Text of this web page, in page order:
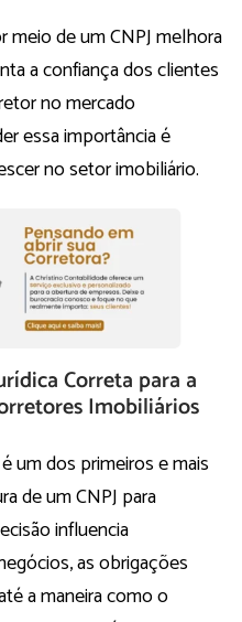
meio de um CNPJ melhora
a confiança dos clientes
no mercado
essa importância é
no setor imobiliário.
Correta para a
Imobiliários
um dos primeiros e mais
de um CNPJ para
influencia
as obrigações
a maneira como o